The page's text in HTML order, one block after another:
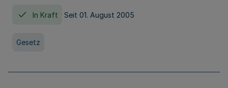
In Kraft Seit 01. August 2005
Gesetz